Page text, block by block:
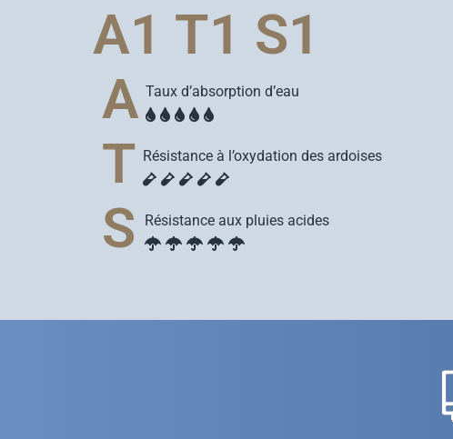
A1 T1 S1
A Taux d’absorption d’eau
T Résistance à l’oxydation des ardoises
S Résistance aux pluies acides